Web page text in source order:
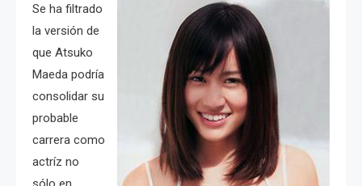
Se ha filtrado
la versión de
que Atsuko
Maeda podría
consolidar su
probable
carrera como
actríz no